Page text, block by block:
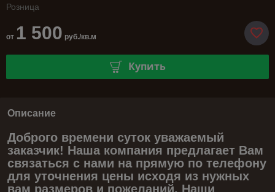
Розница
от 1 500 руб./кв.м
Купить
Описание
Доброго времени суток уважаемый
заказчик! Наша компания предлагает Вам
связаться с нами на прямую по телефону
для уточнения цены исходя из нужных
вам размеров и пожеланий. Наши